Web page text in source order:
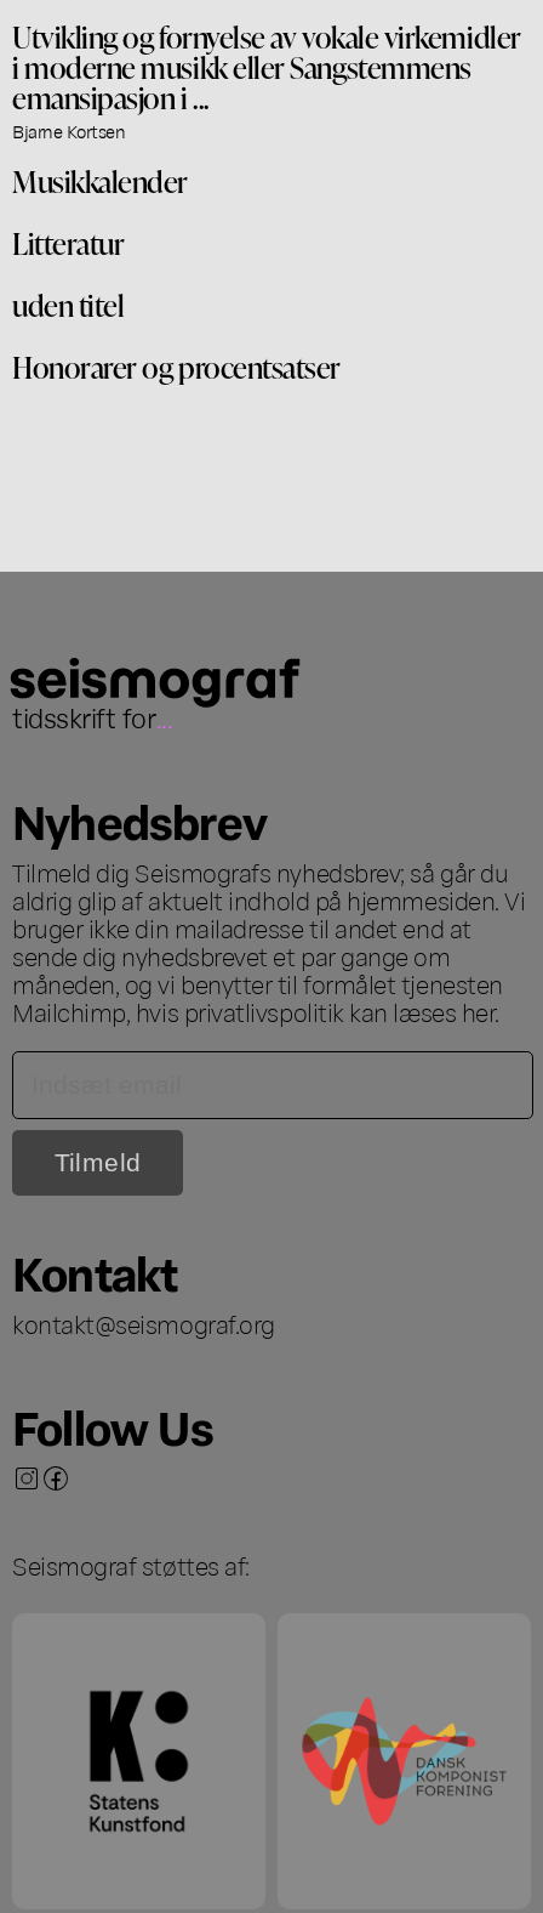
Utvikling og fornyelse av vokale virkemidler
i moderne musikk eller Sangstemmens
emansipasjon i ...
Bjarne Kortsen
Musikkalender
Litteratur
uden titel
Honorarer og procentsatser
tidsskrift for...
Nyhedsbrev
Tilmeld dig Seismografs nyhedsbrev; så går du
aldrig glip af aktuelt indhold på hjemmesiden. Vi
bruger ikke din mailadresse til andet end at
sende dig nyhedsbrevet et par gange om
måneden, og vi benytter til formålet tjenesten
Mailchimp, hvis privatlivspolitik kan læses her.
Kontakt
kontakt@seismograf.org
Follow Us
Seismograf støttes af: